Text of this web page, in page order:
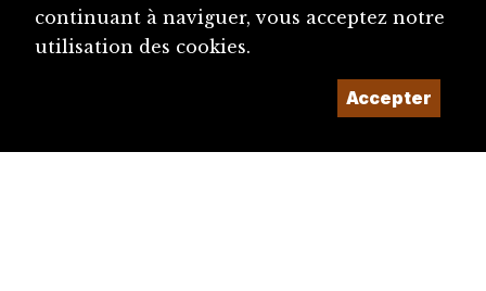
continuant à naviguer, vous acceptez notre
utilisation des cookies.
Accepter